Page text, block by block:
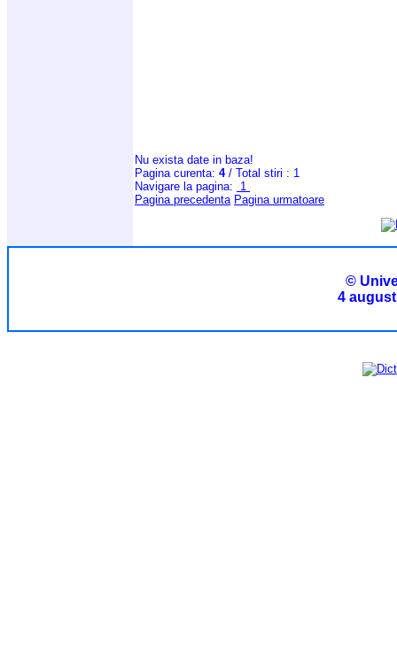
Nu exista date in baza!
Pagina curenta: 4/ Total stiri : 1
Navigare la pagina:
1
Pagina precedenta Pagina urmatoare
©
4